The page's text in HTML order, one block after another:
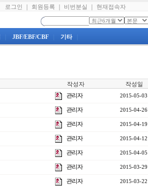
로그인 회원등록 비번분실 현재접속자
JBF/EBF/CBF 기타
작성자 작성일
관리자 2015-05-03
관리자 2015-04-26
관리자 2015-04-19
관리자 2015-04-12
관리자 2015-04-05
관리자 2015-03-29
관리자 2015-03-22